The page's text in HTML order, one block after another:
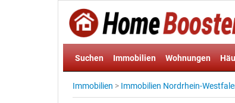
Suchen Immobilien Wohnungen
Immobilien > Immobilien Nordrhein-